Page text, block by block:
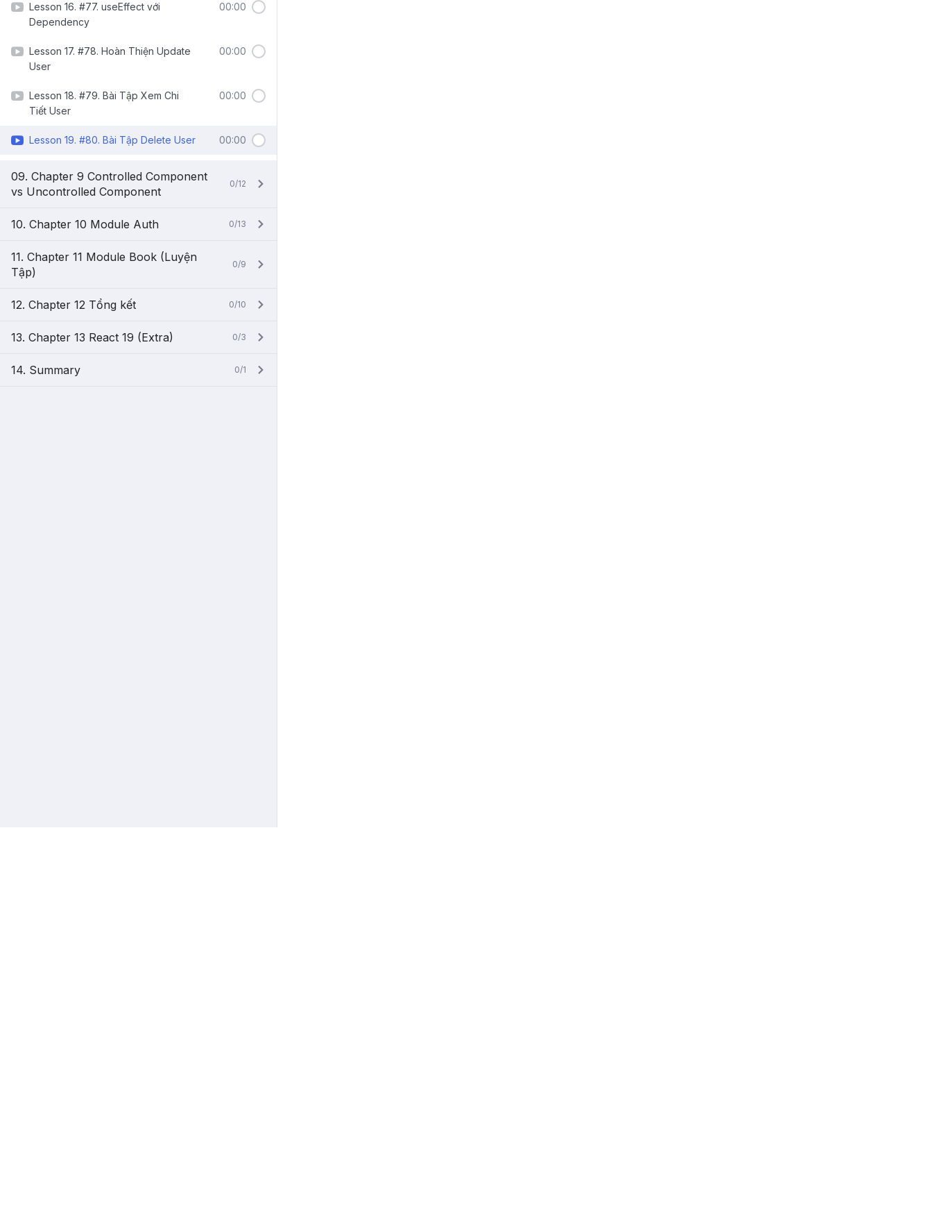
Lesson 16. #77. useEffect với
Dependency
00:00
Lesson 17. #78. Hoàn Thiện Update
User
00:00
Lesson 18. #79. Bài Tập Xem Chi
Tiết User
00:00
Lesson 19. #80. Bài Tập Delete User 00:00
09. Chapter 9 Controlled Component
vs Uncontrolled Component
0/12
10. Chapter 10 Module Auth 0/13
11. Chapter 11 Module Book (Luyện
Tập)
0/9
12. Chapter 12 Tổng kết 0/10
13. Chapter 13 React 19 (Extra) 0/3
14. Summary 0/1